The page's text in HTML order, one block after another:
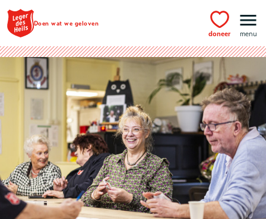
Ga naar hoofdinhoud
Doen wat we geloven
doneer menu